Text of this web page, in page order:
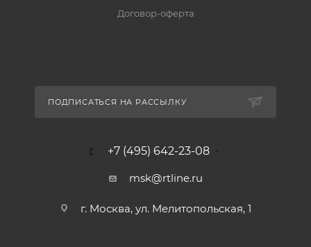
Договор-оферта
ПОДПИСАТЬСЯ НА РАССЫЛКУ
+7 (495) 642-23-08
msk@rtline.ru
г. Москва, ул. Мелитопольская, 1